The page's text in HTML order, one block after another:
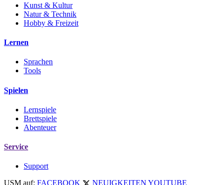
Kunst & Kultur
Natur & Technik
Hobby & Freizeit
Lernen
Sprachen
Tools
Spielen
Lernspiele
Brettspiele
Abenteuer
Service
Support
USM auf: FACEBOOK NEUIGKEITEN YOUTUBE